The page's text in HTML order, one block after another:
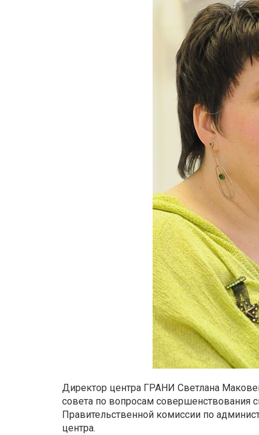
Директор центра ГРАНИ Светлана
совета по вопросам совершенствования
Правительственной комиссии по
центра.